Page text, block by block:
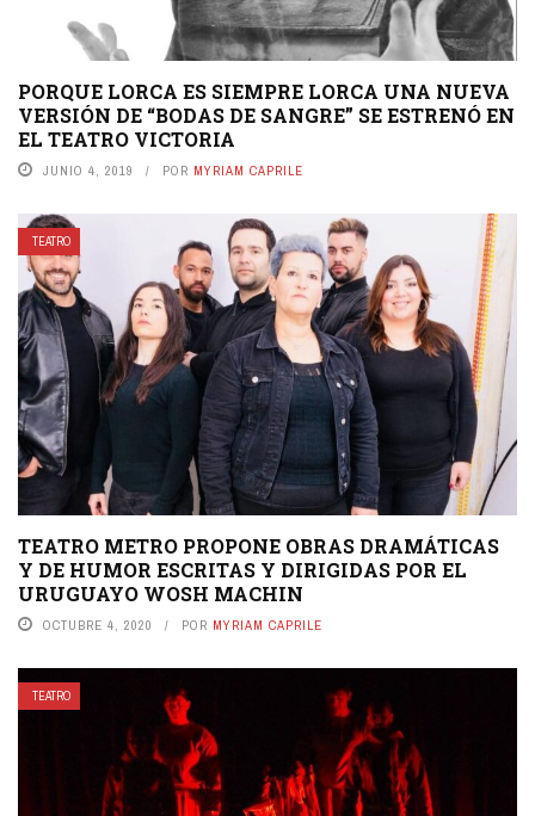
PORQUE LORCA ES SIEMPRE LORCA UNA NUEVA
VERSIÓN DE “BODAS DE SANGRE” SE ESTRENÓ EN
EL TEATRO VICTORIA
JUNIO 4, 2019 POR MYRIAM CAPRILE
TEATRO
TEATRO METRO PROPONE OBRAS DRAMÁTICAS
Y DE HUMOR ESCRITAS Y DIRIGIDAS POR EL
URUGUAYO WOSH MACHIN
OCTUBRE 4, 2020 POR MYRIAM CAPRILE
TEATRO